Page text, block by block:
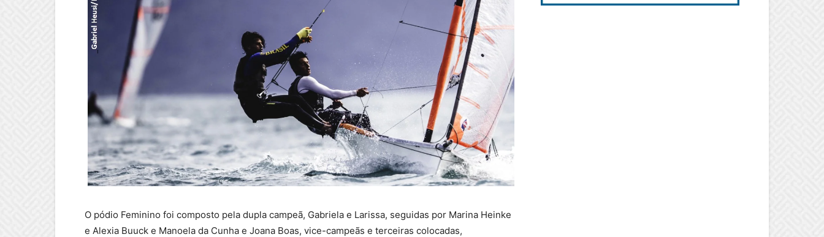
O pódio Feminino foi composto pela dupla campeã, Gabriela e Larissa, seguidas por Marina Heinke
e Alexia Buuck e Manoela da Cunha e Joana Boas, vice-campeãs e terceiras colocadas,